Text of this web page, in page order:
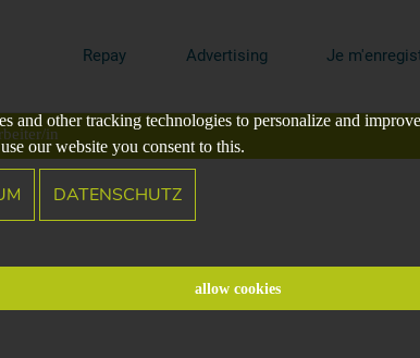
and other tracking technologies to personalize and
our website you consent to this.
DATENSCHUTZ
allow cookies
Repay Advertising Je
in
in im